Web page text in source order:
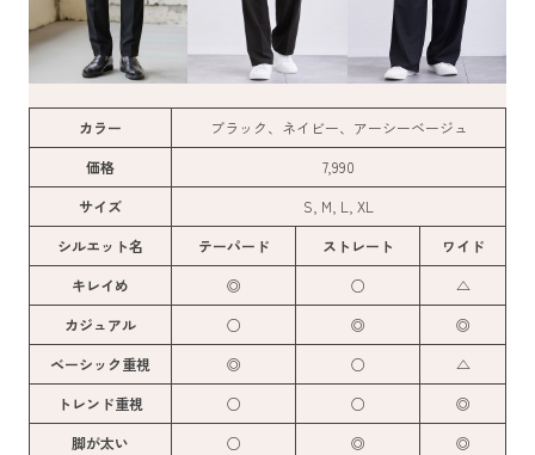
カラー
ブラック、ネイビー、アーシーベージュ
価格
7,990
サイズ
S, M, L, XL
シルエット名
テーパード ストレート
ワイド
キレイめ
◎ ○
△
カジュアル
○ ◎
◎
ベーシック重視
◎ ○
△
トレンド重視
○ ○
◎
脚が太い
○ ◎
◎